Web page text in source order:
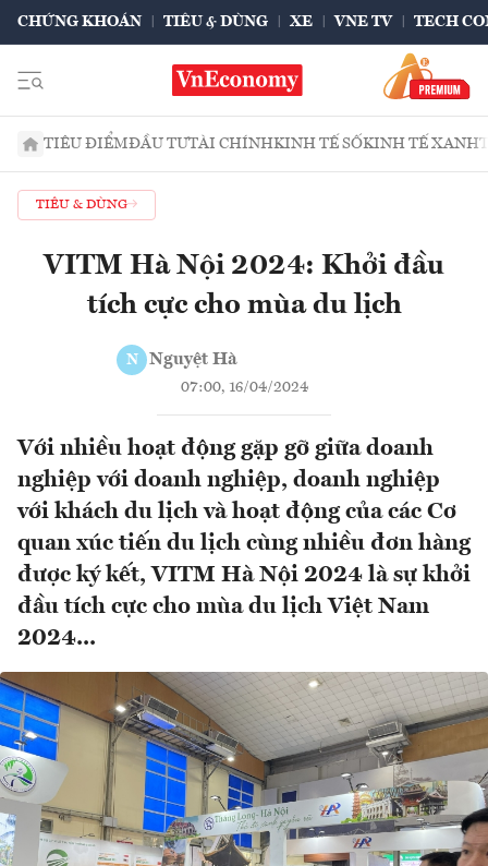
CHỨNG KHOÁN TIÊU & DÙNG XE VNE TV TECH
TIÊU ĐIỂMĐẦU TƯTÀI CHÍNHKINH TẾ SỐKINH TẾ XANH
TIÊU & DÙNG
VITM Hà Nội 2024: Khởi đầu
tích cực cho mùa du lịch
N Nguyệt Hà
07:00, 16/04/2024
Với nhiều hoạt động gặp gỡ giữa doanh
nghiệp với doanh nghiệp, doanh nghiệp
với khách du lịch và hoạt động của các Cơ
quan xúc tiến du lịch cùng nhiều đơn hàng
được ký kết, VITM Hà Nội 2024 là sự khởi
đầu tích cực cho mùa du lịch Việt Nam
2024...